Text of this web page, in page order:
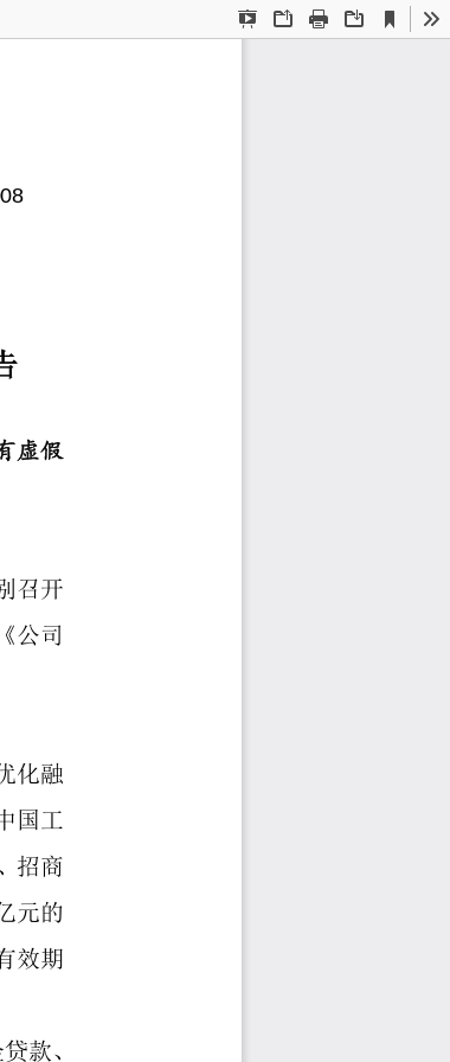
Presentation
OpenPrint Download
Current
View
08
虚假
召开
《公司
化融
国工
招商
元的
效期
款、